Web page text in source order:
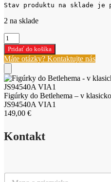
Stav produktu na sklade je
2 na sklade
množstvo
Figúrky
do
Betlehema
-
v
klasickom
štýle
30
cm
VIA1
Pridať do košíka
Máte otázky? Kontaktujte nás
Figúrky do Betlehema – v
JS94540A VIA1
149,00 €
Kontakt